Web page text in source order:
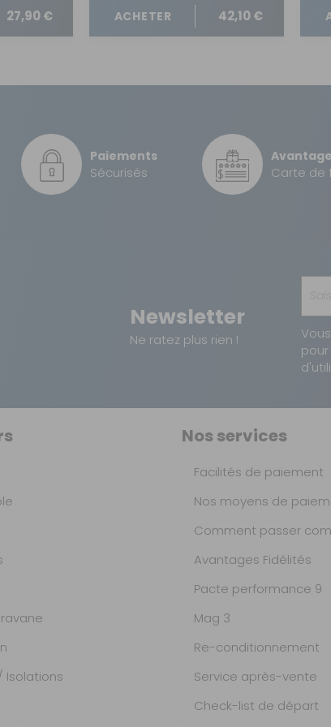
27,90 € ACHETER 42,10 €
Paiements
Sécurisés Carte de
Newsletter
Ne ratez plus rien !
Isolations
Nos services
Facilités de paiement
Nos moyens de
Comment passer
Avantages Fidélités
Pacte performance 9
Mag 3
Re-conditionnement
Service après-vente
Check-list de départ